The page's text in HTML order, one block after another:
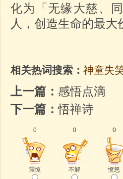
化为「无缘大慈、
人，创造生命的最大
相关热词搜索： 神童失
上一篇： 感悟点滴
下一篇：悟禅诗
0
震惊
0
不解
0
愤怒